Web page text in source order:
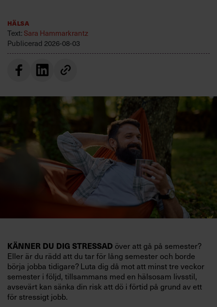
Hälsa
Text:Sara Hammarkrantz
Publicerad 2026-08-03
KÄNNER DU DIG STRESSAD över att gå på semester?
Eller är du rädd att du tar för lång semester och borde
börja jobba tidigare? Luta dig då mot att minst tre veckor
semester i följd, tillsammans med en hälsosam livsstil,
avsevärt kan sänka din risk att dö i förtid på grund av ett
för stressigt jobb.